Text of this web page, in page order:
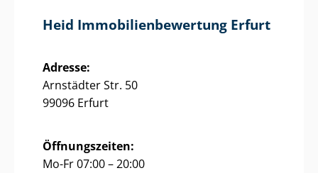
Heid Im­mo­bi­li­en­be­wer­tung Erfurt
Adresse:
Arnstädter Str. 50
99096 Erfurt
Öffnungszeiten:
Mo-Fr 07:00 – 20:00